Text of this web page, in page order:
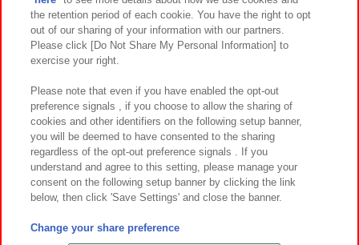
関連会社 サステナビリティ サイトポリシー
プライバシーポリシー ウェブアクセシビリティ方針と検証結果
お取引先さまとともに
カスタマーハラスメント対応方針 よくあるご質問・お問い合わせ
©Bandai Namco Amusement Inc.
©Bandai Namco Amusement Lab Inc.
the retention period of each cookie. You have the right to opt
out of our sharing of your information with our partners.
Please click [Do Not Share My Personal Information] to
exercise your right.
Please note that even if you have enabled the opt-out
preference signals , if you choose to allow the sharing of
cookies and other identifiers on the following setup banner,
you will be deemed to have consented to the sharing
regardless of the opt-out preference signals . If you
understand and agree to this setting, please manage your
consent on the following setup banner by clicking the link
below, then click 'Save Settings' and close the banner.
Change your share preference